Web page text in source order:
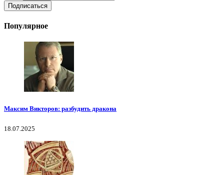
Популярное
Максим Викторов: разбудить дракона
18.07.2025